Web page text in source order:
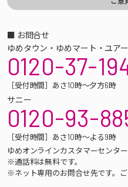
■ お問合せ
ゆめタウン・ゆめマート・ユア
0120-37-
［受付時間］あさ10時～夕方6時
サニー
0120-93-
［受付時間］あさ10時～よる9時
ゆめオンラインカスタマーセンター
※通話料は無料です。
※ネット専用のお問合せ先です。